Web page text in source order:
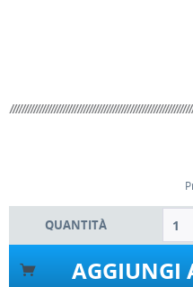
QUANTITÀ 1
AGGIUNGI